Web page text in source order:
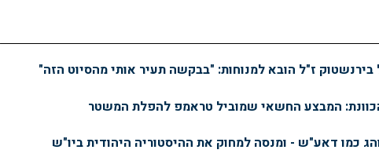
בירנשטוק ז"ל הובא למנוחות: "בבקשה תעיר אותי מהסיוט הזה"
המבצע החשאי שמוביל טראמפ להפלת המשטר
כמו דאע"ש - ומנסה למחוק את ההיסטוריה היהודית ביו"ש